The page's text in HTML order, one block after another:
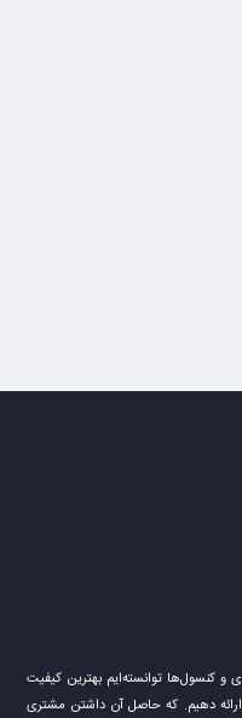
و کنسول‌ها توانسته‌ایم بهترین کیفیت
ارائه دهیم. که حاصل آن داشتن مشتری